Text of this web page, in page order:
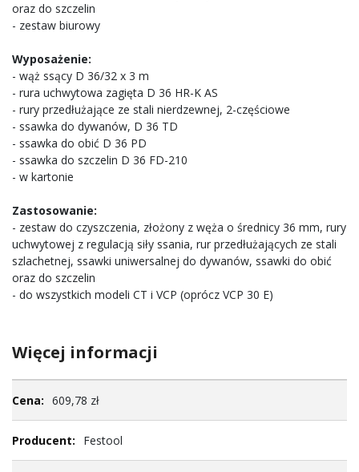
oraz do szczelin
- zestaw biurowy
Wyposażenie:
- wąż ssący D 36/32 x 3 m
- rura uchwytowa zagięta D 36 HR-K AS
- rury przedłużające ze stali nierdzewnej, 2-częściowe
- ssawka do dywanów, D 36 TD
- ssawka do obić D 36 PD
- ssawka do szczelin D 36 FD-210
- w kartonie
Zastosowanie:
- zestaw do czyszczenia, złożony z węża o średnicy 36 mm, rury
uchwytowej z regulacją siły ssania, rur przedłużających ze stali
szlachetnej, ssawki uniwersalnej do dywanów, ssawki do obić
oraz do szczelin
- do wszystkich modeli CT i VCP (oprócz VCP 30 E)
Więcej informacji
informacji609,78 zł
Festool